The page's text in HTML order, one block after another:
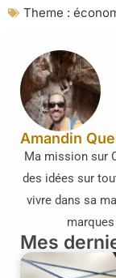
Theme :
Amandin
Ma mission sur
des idées sur
vivre dans sa
Mes